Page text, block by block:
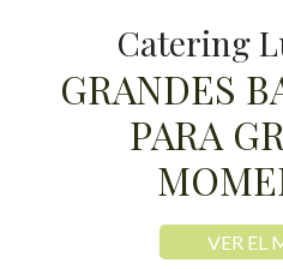
Catering
GRANDES
PARA
VER EL